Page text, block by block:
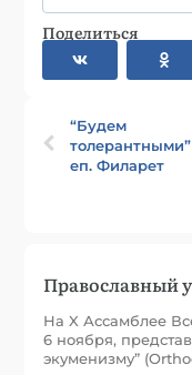
Поделиться
“Будем
еп. Филарет
Православный
На X Ассамблее
6 ноября,
экуменизму”